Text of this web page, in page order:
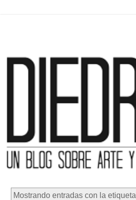
Mostrando entradas con la etiqueta